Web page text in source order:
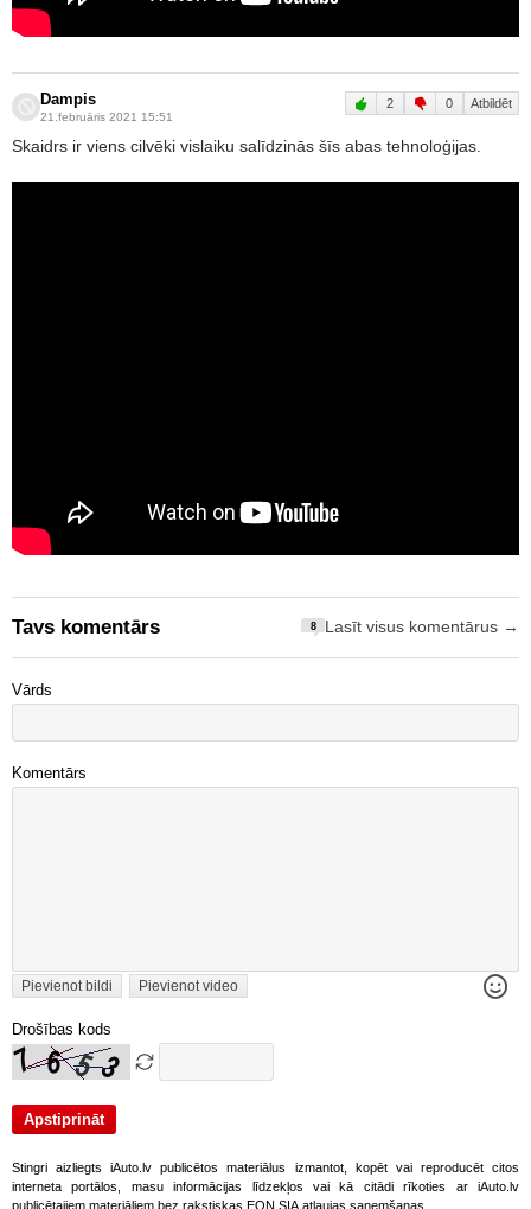
Dampis
21.februāris 2021 15:51
2 0 Atbildēt
Skaidrs ir viens cilvēki vislaiku salīdzinās šīs abas tehnoloģijas.
Tavs komentārs 8 Lasīt visus komentārus →
Vārds
Komentārs
Pievienot bildi Pievienot video
Drošības kods
Stingri aizliegts iAuto.lv publicētos materiālus izmantot, kopēt vai reproducēt citos
interneta portālos, masu informācijas līdzekļos vai kā citādi rīkoties ar iAuto.lv
publicētajiem materiāliem bez rakstiskas EON SIA atļaujas saņemšanas.